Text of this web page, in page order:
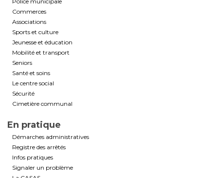
Commerces
Associations
Sports et culture
Jeunesse et éducation
Mobilité et transport
Seniors
Santé et soins
Le centre social
Sécurité
Cimetière communal
En pratique
Démarches administratives
Registre des arrêtés
Infos pratiques
Signaler un problème